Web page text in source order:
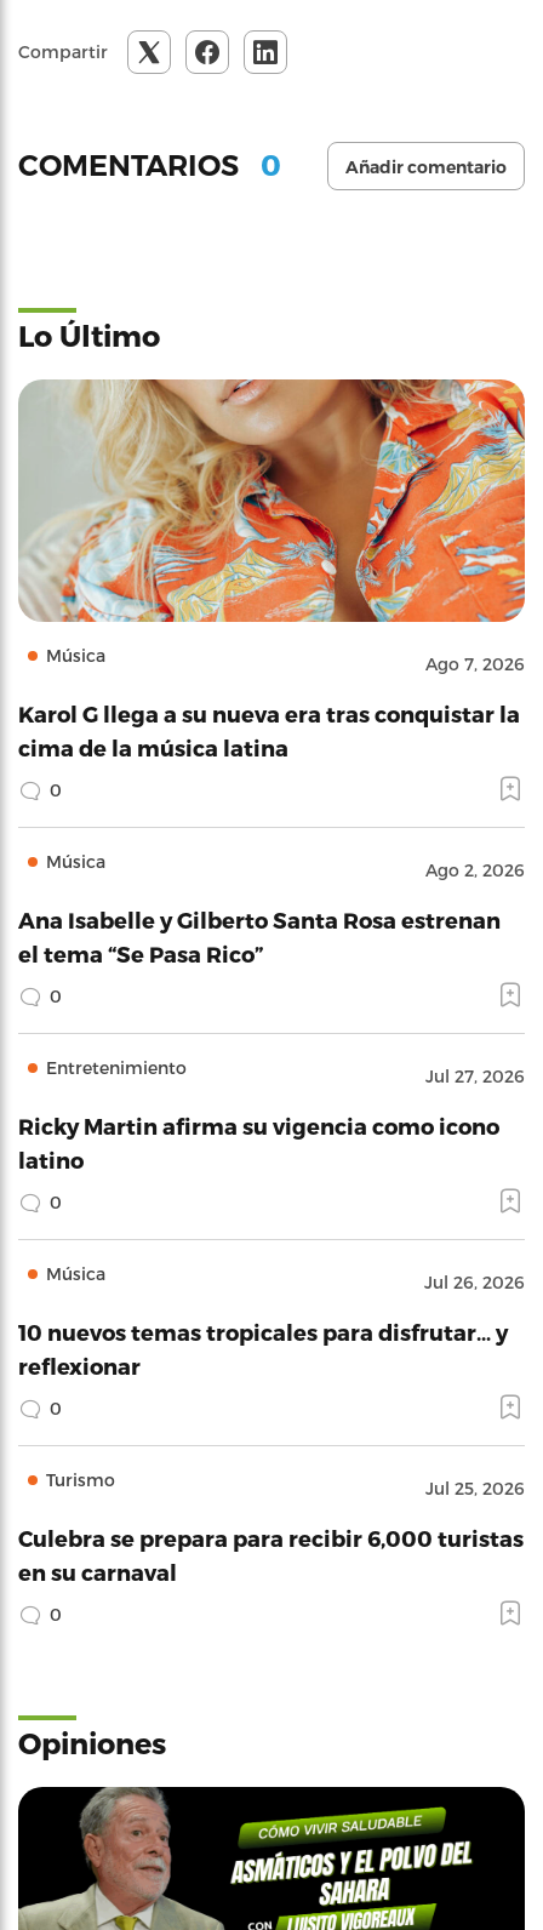
Compartir
COMENTARIOS 0 Añadir comentario
Lo Último
Música Ago 7, 2026
Karol G llega a su nueva era tras conquistar la
cima de la música latina
0
Música Ago 2, 2026
Ana Isabelle y Gilberto Santa Rosa estrenan
el tema “Se Pasa Rico”
0
Entretenimiento Jul 27, 2026
Ricky Martin afirma su vigencia como icono
latino
0
Música Jul 26, 2026
10 nuevos temas tropicales para disfrutar… y
reflexionar
0
Turismo Jul 25, 2026
Culebra se prepara para recibir 6,000 turistas
en su carnaval
0
Opiniones